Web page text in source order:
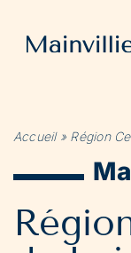
contenu
Accueil» Région